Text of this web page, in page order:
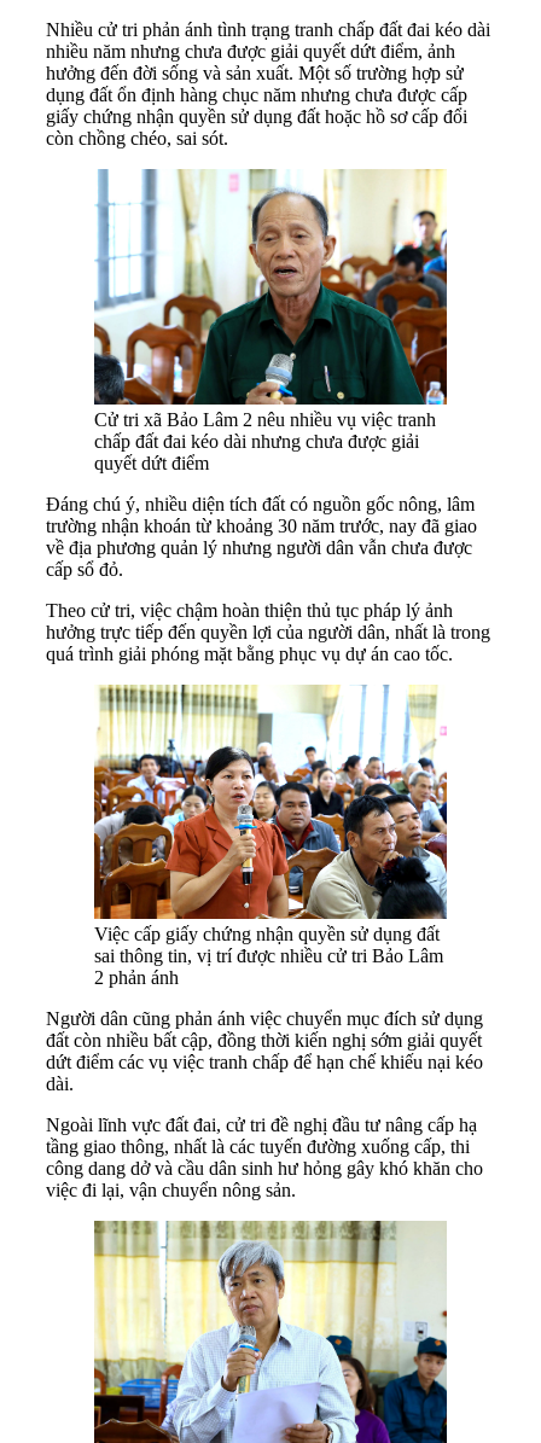
Nhiều cử tri phản ánh tình trạng tranh chấp đất đai kéo dài
nhiều năm nhưng chưa được giải quyết dứt điểm, ảnh
hưởng đến đời sống và sản xuất. Một số trường hợp sử
dụng đất ổn định hàng chục năm nhưng chưa được cấp
giấy chứng nhận quyền sử dụng đất hoặc hồ sơ cấp đổi
còn chồng chéo, sai sót.
Cử tri xã Bảo Lâm 2 nêu nhiều vụ việc tranh
chấp đất đai kéo dài nhưng chưa được giải
quyết dứt điểm
Đáng chú ý, nhiều diện tích đất có nguồn gốc nông, lâm
trường nhận khoán từ khoảng 30 năm trước, nay đã giao
về địa phương quản lý nhưng người dân vẫn chưa được
cấp sổ đỏ.
Theo cử tri, việc chậm hoàn thiện thủ tục pháp lý ảnh
hưởng trực tiếp đến quyền lợi của người dân, nhất là trong
quá trình giải phóng mặt bằng phục vụ dự án cao tốc.
Việc cấp giấy chứng nhận quyền sử dụng đất
sai thông tin, vị trí được nhiều cử tri Bảo Lâm
2 phản ánh
Người dân cũng phản ánh việc chuyển mục đích sử dụng
đất còn nhiều bất cập, đồng thời kiến nghị sớm giải quyết
dứt điểm các vụ việc tranh chấp để hạn chế khiếu nại kéo
dài.
Ngoài lĩnh vực đất đai, cử tri đề nghị đầu tư nâng cấp hạ
tầng giao thông, nhất là các tuyến đường xuống cấp, thi
công dang dở và cầu dân sinh hư hỏng gây khó khăn cho
việc đi lại, vận chuyển nông sản.